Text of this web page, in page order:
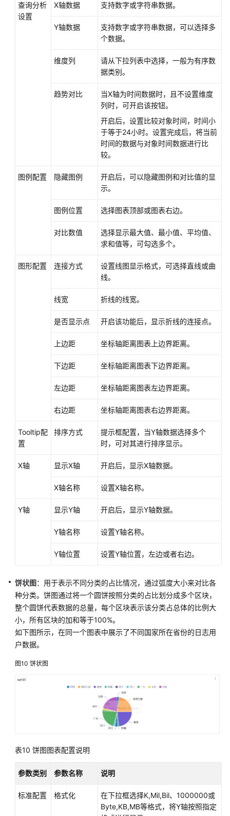
查询分析
设置
X轴数据 支持数字或字符串数据。
Y轴数据
支持数字或字符串数据，可以选择多
个数据。
维度列
请从下拉列表中选择，一般为有序数
据类别。
趋势对比
当X轴为时间数据时，且不设置维度
列时，可开启该按钮。
开启后，设置比较对象时间，时间小
于等于24小时。设置完成后，将当前
时间的数据与对象时间数据进行比
较。
图例配置 隐藏图例
开启后，可以隐藏图例和对比值的显
示。
图例位置 选择图表顶部或图表右边。
对比数值
选择显示最大值、最小值、平均值、
求和值等，可勾选多个。
图形配置 连接方式
设置线图显示格式，可选择直线或曲
线。
线宽 折线的线宽。
是否显示点 开启该功能后，显示折线的连接点。
上边距 坐标轴距离图表上边界距离。
下边距 坐标轴距离图表下边界距离。
左边距 坐标轴距离图表左边界距离。
右边距 坐标轴距离图表右边界距离。
Tooltip配
置
排序方式
提示框配置，当Y轴数据选择多个
时，可对其进行排序显示。
X轴 显示X轴 开启后，显示X轴数据。
X轴名称 设置X轴名称。
Y轴 显示Y轴 开启后，显示Y轴数据。
Y轴名称 设置Y轴名称。
Y轴位置 设置Y轴位置，左边或者右边。
饼状图：用于表示不同分类的占比情况，通过弧度大小来对比各
种分类。饼图通过将一个圆饼按照分类的占比划分成多个区块，
整个圆饼代表数据的总量，每个区块表示该分类占总体的比例大
小，所有区块的加和等于100%。
如下图所示，在同一个图表中展示了不同国家所在省份的日志用
户数据。
图10 饼状图
表10 饼图图表配置说明
参数类别 参数名称 说明
标准配置 格式化
在下拉框选择K,Mil,Bil、1000000或
Byte,KB,MB等格式，将Y轴按照指定